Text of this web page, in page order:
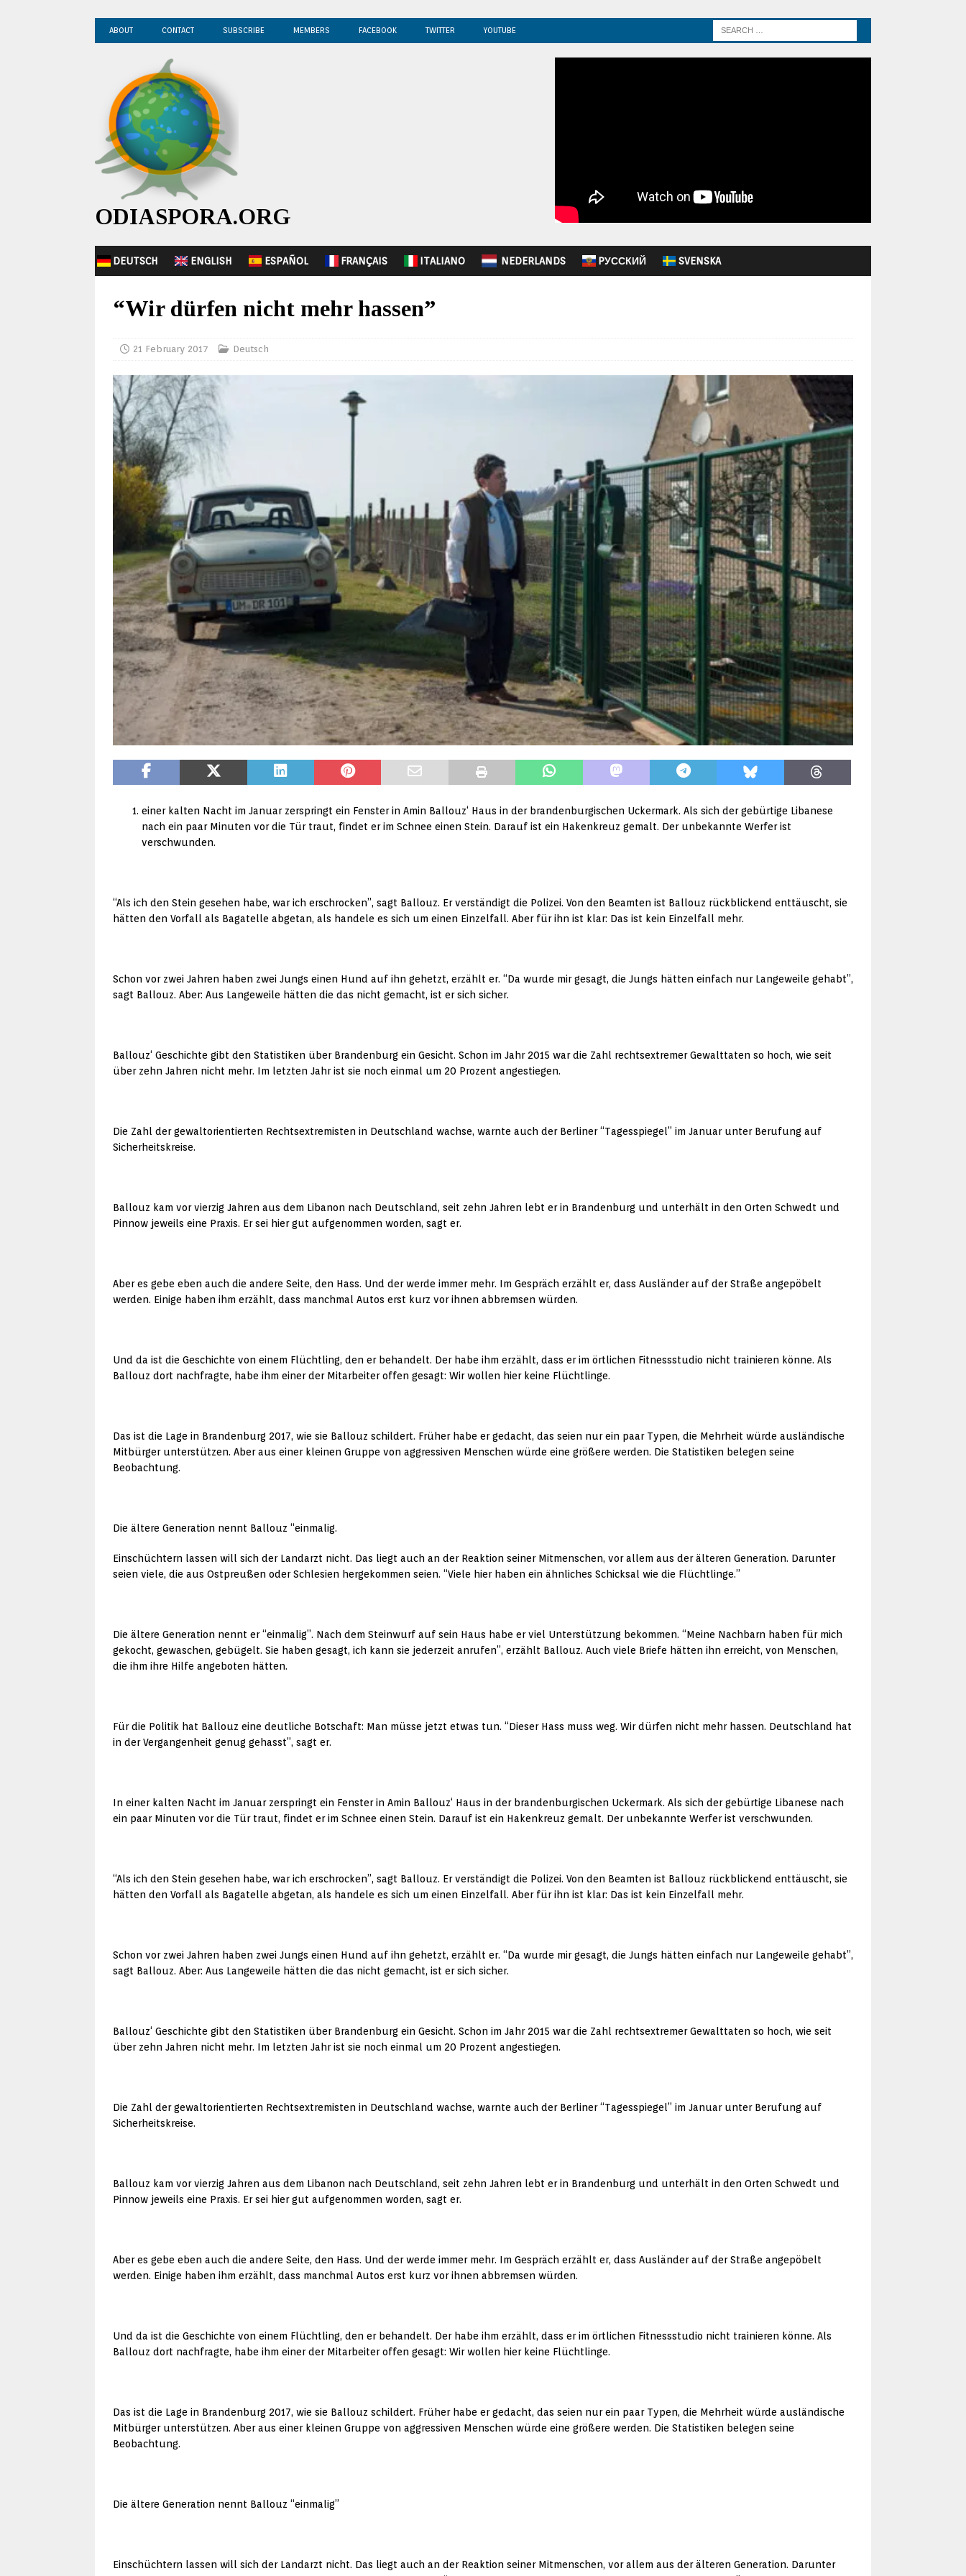
ABOUT CONTACT SUBSCRIBE MEMBERS FACEBOOK TWITTER YOUTUBE
ODIASPORA.ORG
DEUTSCH ENGLISH ESPAÑOL FRANÇAIS ITALIANO NEDERLANDS PУССКИЙ SVENSKA
“Wir dürfen nicht mehr hassen”
21 February 2017 Deutsch
einer kalten Nacht im Januar zerspringt ein Fenster in Amin Ballouz‘ Haus in der brandenburgischen Uckermark. Als sich der gebürtige Libanese
nach ein paar Minuten vor die Tür traut, findet er im Schnee einen Stein. Darauf ist ein Hakenkreuz gemalt. Der unbekannte Werfer ist
verschwunden.
“Als ich den Stein gesehen habe, war ich erschrocken”, sagt Ballouz. Er verständigt die Polizei. Von den Beamten ist Ballouz rückblickend enttäuscht, sie
hätten den Vorfall als Bagatelle abgetan, als handele es sich um einen Einzelfall. Aber für ihn ist klar: Das ist kein Einzelfall mehr.
Schon vor zwei Jahren haben zwei Jungs einen Hund auf ihn gehetzt, erzählt er. “Da wurde mir gesagt, die Jungs hätten einfach nur Langeweile gehabt”,
sagt Ballouz. Aber: Aus Langeweile hätten die das nicht gemacht, ist er sich sicher.
Ballouz‘ Geschichte gibt den Statistiken über Brandenburg ein Gesicht. Schon im Jahr 2015 war die Zahl rechtsextremer Gewalttaten so hoch, wie seit
über zehn Jahren nicht mehr. Im letzten Jahr ist sie noch einmal um 20 Prozent angestiegen.
Die Zahl der gewaltorientierten Rechtsextremisten in Deutschland wachse, warnte auch der Berliner “Tagesspiegel” im Januar unter Berufung auf
Sicherheitskreise.
Ballouz kam vor vierzig Jahren aus dem Libanon nach Deutschland, seit zehn Jahren lebt er in Brandenburg und unterhält in den Orten Schwedt und
Pinnow jeweils eine Praxis. Er sei hier gut aufgenommen worden, sagt er.
Aber es gebe eben auch die andere Seite, den Hass. Und der werde immer mehr. Im Gespräch erzählt er, dass Ausländer auf der Straße angepöbelt
werden. Einige haben ihm erzählt, dass manchmal Autos erst kurz vor ihnen abbremsen würden.
Und da ist die Geschichte von einem Flüchtling, den er behandelt. Der habe ihm erzählt, dass er im örtlichen Fitnessstudio nicht trainieren könne. Als
Ballouz dort nachfragte, habe ihm einer der Mitarbeiter offen gesagt: Wir wollen hier keine Flüchtlinge.
Das ist die Lage in Brandenburg 2017, wie sie Ballouz schildert. Früher habe er gedacht, das seien nur ein paar Typen, die Mehrheit würde ausländische
Mitbürger unterstützen. Aber aus einer kleinen Gruppe von aggressiven Menschen würde eine größere werden. Die Statistiken belegen seine
Beobachtung.
Die ältere Generation nennt Ballouz “einmalig.
Einschüchtern lassen will sich der Landarzt nicht. Das liegt auch an der Reaktion seiner Mitmenschen, vor allem aus der älteren Generation. Darunter
seien viele, die aus Ostpreußen oder Schlesien hergekommen seien. “Viele hier haben ein ähnliches Schicksal wie die Flüchtlinge.”
Die ältere Generation nennt er “einmalig”. Nach dem Steinwurf auf sein Haus habe er viel Unterstützung bekommen. “Meine Nachbarn haben für mich
gekocht, gewaschen, gebügelt. Sie haben gesagt, ich kann sie jederzeit anrufen”, erzählt Ballouz. Auch viele Briefe hätten ihn erreicht, von Menschen,
die ihm ihre Hilfe angeboten hätten.
Für die Politik hat Ballouz eine deutliche Botschaft: Man müsse jetzt etwas tun. “Dieser Hass muss weg. Wir dürfen nicht mehr hassen. Deutschland hat
in der Vergangenheit genug gehasst”, sagt er.
In einer kalten Nacht im Januar zerspringt ein Fenster in Amin Ballouz‘ Haus in der brandenburgischen Uckermark. Als sich der gebürtige Libanese nach
ein paar Minuten vor die Tür traut, findet er im Schnee einen Stein. Darauf ist ein Hakenkreuz gemalt. Der unbekannte Werfer ist verschwunden.
“Als ich den Stein gesehen habe, war ich erschrocken”, sagt Ballouz. Er verständigt die Polizei. Von den Beamten ist Ballouz rückblickend enttäuscht, sie
hätten den Vorfall als Bagatelle abgetan, als handele es sich um einen Einzelfall. Aber für ihn ist klar: Das ist kein Einzelfall mehr.
Schon vor zwei Jahren haben zwei Jungs einen Hund auf ihn gehetzt, erzählt er. “Da wurde mir gesagt, die Jungs hätten einfach nur Langeweile gehabt”,
sagt Ballouz. Aber: Aus Langeweile hätten die das nicht gemacht, ist er sich sicher.
Ballouz‘ Geschichte gibt den Statistiken über Brandenburg ein Gesicht. Schon im Jahr 2015 war die Zahl rechtsextremer Gewalttaten so hoch, wie seit
über zehn Jahren nicht mehr. Im letzten Jahr ist sie noch einmal um 20 Prozent angestiegen.
Die Zahl der gewaltorientierten Rechtsextremisten in Deutschland wachse, warnte auch der Berliner “Tagesspiegel” im Januar unter Berufung auf
Sicherheitskreise.
Ballouz kam vor vierzig Jahren aus dem Libanon nach Deutschland, seit zehn Jahren lebt er in Brandenburg und unterhält in den Orten Schwedt und
Pinnow jeweils eine Praxis. Er sei hier gut aufgenommen worden, sagt er.
Aber es gebe eben auch die andere Seite, den Hass. Und der werde immer mehr. Im Gespräch erzählt er, dass Ausländer auf der Straße angepöbelt
werden. Einige haben ihm erzählt, dass manchmal Autos erst kurz vor ihnen abbremsen würden.
Und da ist die Geschichte von einem Flüchtling, den er behandelt. Der habe ihm erzählt, dass er im örtlichen Fitnessstudio nicht trainieren könne. Als
Ballouz dort nachfragte, habe ihm einer der Mitarbeiter offen gesagt: Wir wollen hier keine Flüchtlinge.
Das ist die Lage in Brandenburg 2017, wie sie Ballouz schildert. Früher habe er gedacht, das seien nur ein paar Typen, die Mehrheit würde ausländische
Mitbürger unterstützen. Aber aus einer kleinen Gruppe von aggressiven Menschen würde eine größere werden. Die Statistiken belegen seine
Beobachtung.
Die ältere Generation nennt Ballouz “einmalig”
Einschüchtern lassen will sich der Landarzt nicht. Das liegt auch an der Reaktion seiner Mitmenschen, vor allem aus der älteren Generation. Darunter